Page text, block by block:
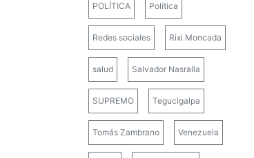
POLÍTICA Política
Redes sociales Rixi Moncada
salud Salvador Nasralla
SUPREMO Tegucigalpa
Tomás Zambrano Venezuela